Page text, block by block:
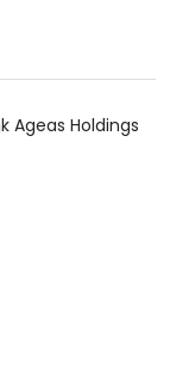
Ageas Holdings